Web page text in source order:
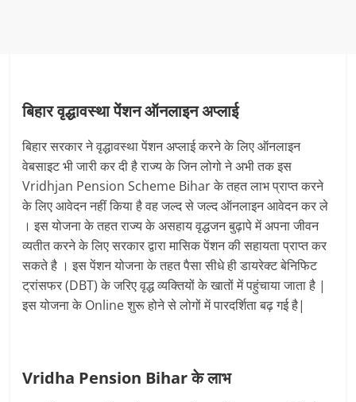
बिहार वृद्धावस्था पेंशन ऑनलाइन अप्लाई
बिहार सरकार ने वृद्धावस्था पेंशन अप्लाई करने के लिए ऑनलाइन
वेबसाइट भी जारी कर दी है राज्य के जिन लोगो ने अभी तक इस
Vridhjan Pension Scheme Bihar के तहत लाभ प्राप्त करने
के लिए आवेदन नहीं किया है वह जल्द से जल्द ऑनलाइन आवेदन कर ले
। इस योजना के तहत राज्य के असहाय वृद्धजन बुढ़ापे में अपना जीवन
व्यतीत करने के लिए सरकार द्वारा मासिक पेंशन की सहायता प्राप्त कर
सकते है । इस पेंशन योजना के तहत पैसा सीधे ही डायरेक्ट बेनिफिट
ट्रांसफर (DBT) के जरिए वृद्ध व्यक्तियों के खातों में पहुंचाया जाता है |
इस योजना के Online शुरू होने से लोगों में पारदर्शिता बढ़ गई है|
Vridha Pension Bihar के लाभ